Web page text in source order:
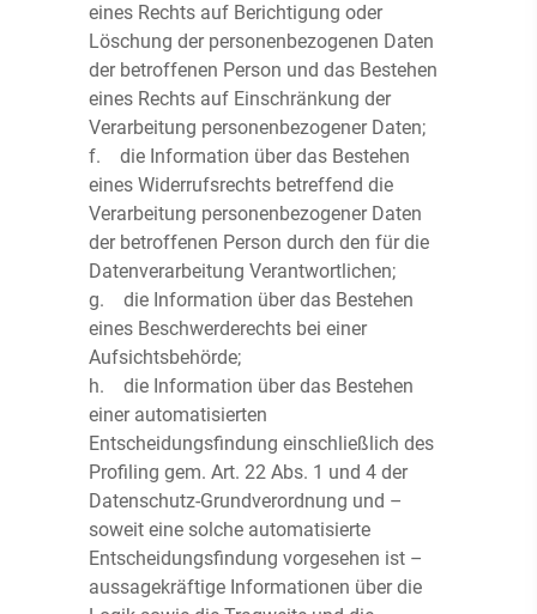
eines Rechts auf Berichtigung oder
Löschung der personenbezogenen Daten
der betroffenen Person und das Bestehen
eines Rechts auf Einschränkung der
Verarbeitung personenbezogener Daten;
f. die Information über das Bestehen
eines Widerrufsrechts betreffend die
Verarbeitung personenbezogener Daten
der betroffenen Person durch den für die
Datenverarbeitung Verantwortlichen;
g. die Information über das Bestehen
eines Beschwerderechts bei einer
Aufsichtsbehörde;
h. die Information über das Bestehen
einer automatisierten
Entscheidungsfindung einschließlich des
Profiling gem. Art. 22 Abs. 1 und 4 der
Datenschutz-Grundverordnung und –
soweit eine solche automatisierte
Entscheidungsfindung vorgesehen ist –
aussagekräftige Informationen über die